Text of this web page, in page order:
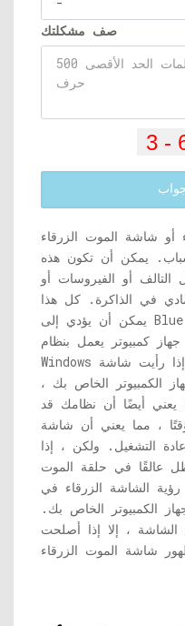
صف مشكلتك
أو شاشة الموت الزرقاء
يمكن أن تكون هذه
أو الفيروسات أو
في الذاكرة. كل هذا
يمكن أن يؤدي إلى Blue Screen of Death ، والتي
كمبيوتر يعمل بنظام
Windows بعد خطأ فادح في النظام. إذا رأيت شاشة
الكمبيوتر الخاص بك ،
يعني أيضًا أن نظامك قد
، مما يعني أن شاشة
التشغيل. ولكن ، إذا
عالقًا في حلقة الموت
الشاشة الزرقاء في
الكمبيوتر الخاص بك.
، إلا إذا أصلحت